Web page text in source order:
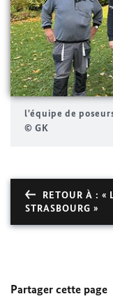
l'équipe de
© GK
RETOUR À : «
STRASBOURG »
Partager cette page